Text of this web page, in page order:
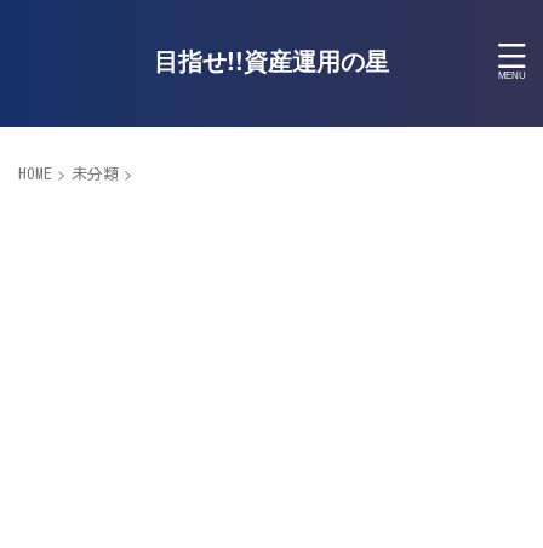
目指せ!!資産運用の星
HOME > 未分類 >